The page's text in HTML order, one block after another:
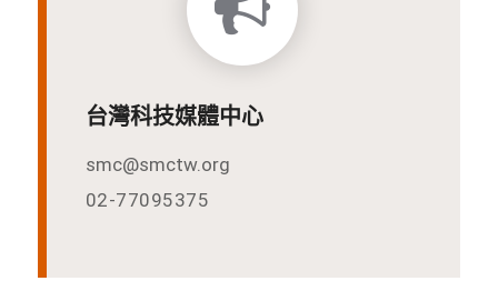
台灣科技媒體中心
smc@smctw.org
02-77095375